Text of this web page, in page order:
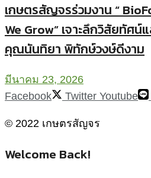
เกษตรสัญจรร่วมงาน “
We Grow” เจาะลึกวิสัยทัศ
คุณนันทิยา พิทักษ์วงษ์ดีงาม
มีนาคม 23, 2026
Facebook
Twitter Youtube
© 2022 เกษตรสัญจร
Welcome Back!